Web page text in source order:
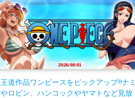
王道作品ワンピースをピックアップ!!ナミ
やロビン、ハンコックやヤマトなど見放